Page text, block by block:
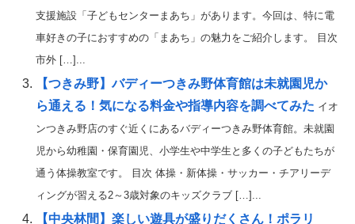
支援施設「子どもセンターまあち」があります。今回は、特に電
車好きの子におすすめの「まあち」の魅力をご紹介します。 目次
市外 […]...
【つきみ野】バディーつきみ野体育館は未就園児か
ら通える！気になる料金や指導内容を調べてみた イオ
ンつきみ野店のすぐ近くにあるバディーつきみ野体育館。未就園
児から幼稚園・保育園児、小学生や中学生と多くの子どもたちが
通う体操教室です。 目次 体操・新体操・サッカー・チアリーデ
ィングが習える2～3歳対象のキッズクラブ […]...
【中央林間】楽しい遊具が盛りだくさん！ポラリ